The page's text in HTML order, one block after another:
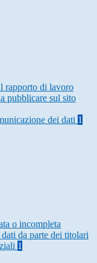
rapporto di lavoro
pubblicare sul sito
dei dati 1
o incompleta
da parte dei titolari
1